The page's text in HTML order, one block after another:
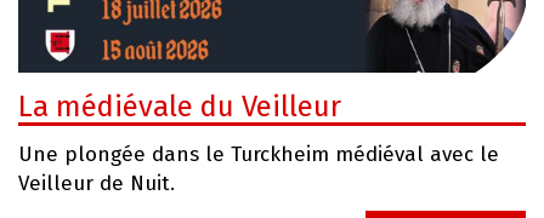
La médiévale du Veilleur
Une plongée dans le Turckheim médiéval avec le
Veilleur de Nuit.